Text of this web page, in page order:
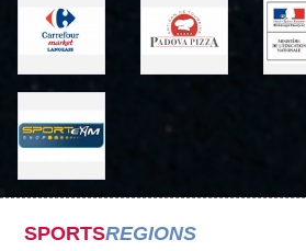
SPORTSREGIONS